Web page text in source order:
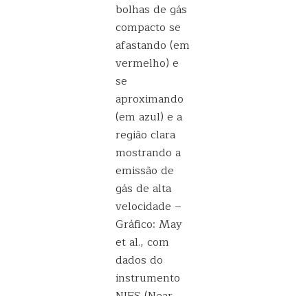
bolhas de gás
compacto se
afastando (em
vermelho) e
se
aproximando
(em azul) e a
região clara
mostrando a
emissão de
gás de alta
velocidade –
Gráfico: May
et al., com
dados do
instrumento